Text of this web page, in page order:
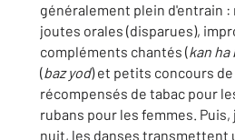
généralement plein d'entrain
joutes orales (disparues),
compléments chantés (kan ha
(baz yod) et petits concours de
récompensés de tabac pour
rubans pour les femmes.
nuit, les danses transmettent